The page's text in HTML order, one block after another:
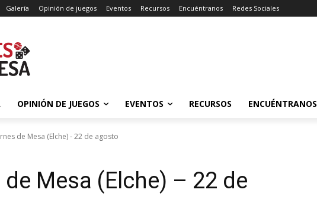
Galería Opinión de juegos Eventos Recursos Encuéntranos Redes Sociales
OPINIÓN DE JUEGOS EVENTOS RECURSOS ENCUÉNTRANOS
de Mesa (Elche) - 22 de agosto
Mesa (Elche) – 22 de